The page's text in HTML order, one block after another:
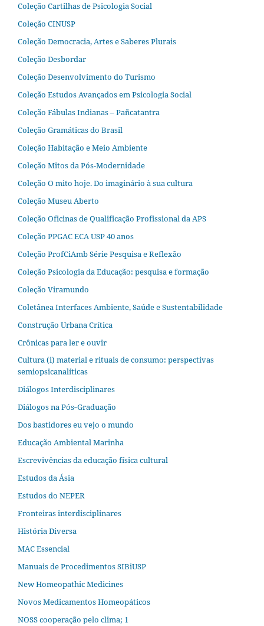
Coleção Cartilhas de Psicologia Social
Coleção CINUSP
Coleção Democracia, Artes e Saberes Plurais
Coleção Desbordar
Coleção Desenvolvimento do Turismo
Coleção Estudos Avançados em Psicologia Social
Coleção Fábulas Indianas – Pañcatantra
Coleção Gramáticas do Brasil
Coleção Habitação e Meio Ambiente
Coleção Mitos da Pós-Modernidade
Coleção O mito hoje. Do imaginário à sua cultura
Coleção Museu Aberto
Coleção Oficinas de Qualificação Profissional da APS
Coleção PPGAC ECA USP 40 anos
Coleção ProfCiAmb Série Pesquisa e Reflexão
Coleção Psicologia da Educação: pesquisa e formação
Coleção Viramundo
Coletânea Interfaces Ambiente, Saúde e Sustentabilidade
Construção Urbana Crítica
Crônicas para ler e ouvir
Cultura (i) material e rituais de consumo: perspectivas
semiopsicanalíticas
Diálogos Interdisciplinares
Diálogos na Pós‐Graduação
Dos bastidores eu vejo o mundo
Educação Ambiental Marinha
Escrevivências da educação física cultural
Estudos da Ásia​
Estudos do NEPER
Fronteiras interdisciplinares
História Diversa
MAC Essencial
Manuais de Procedimentos SIBiUSP
New Homeopathic Medicines
Novos Medicamentos Homeopáticos
NOSS cooperação pelo clima; 1